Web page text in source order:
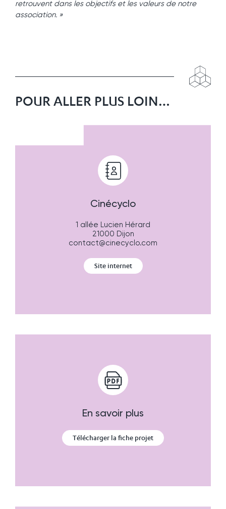
retrouvent dans les objectifs et les valeurs de notre
association. »
POUR ALLER PLUS LOIN…
Cinécyclo
1 allée Lucien Hérard
21000 Dijon
contact@cinecyclo.com
Site internet
En savoir plus
Télécharger la fiche projet